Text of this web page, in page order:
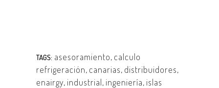
TAGS: asesoramiento, calculo
refrigeración, canarias, distribuidores,
enairgy, industrial, ingeniería, islas